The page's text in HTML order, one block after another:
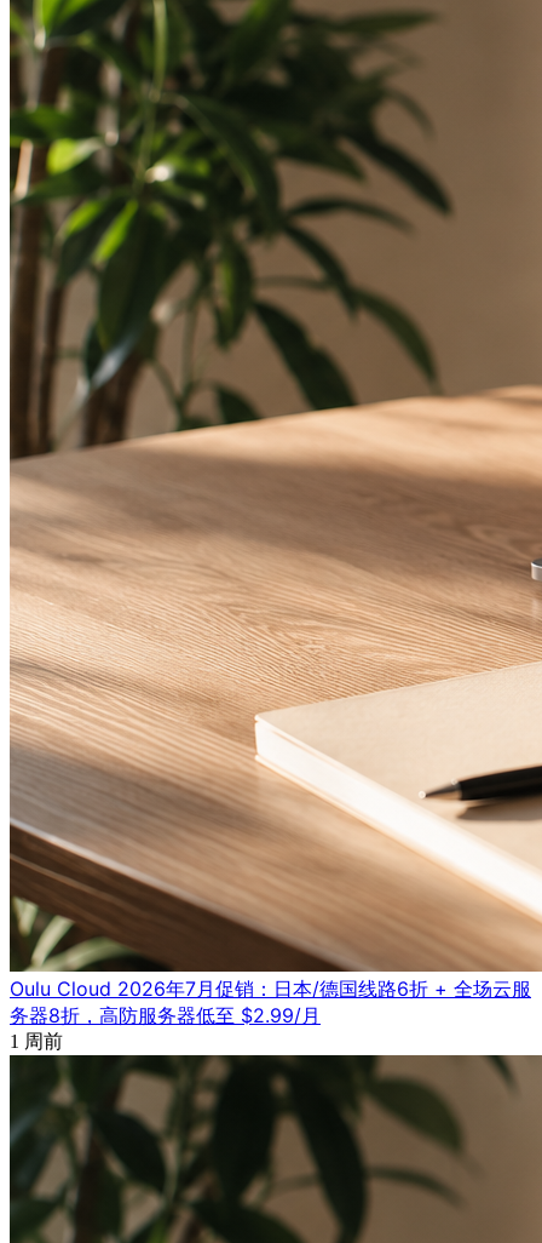
Oulu Cloud 2026年7月促销：日本/德国线路6折 + 全场云服
务器8折，高防服务器低至 $2.99/月
1 周前